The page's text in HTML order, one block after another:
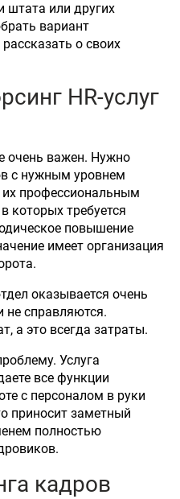
штата или других
вариант
о своих
HR-услуг
очень важен. Нужно
с нужным уровнем
их профессиональным
которых требуется
повышение
имеет организация
оказывается очень
не справляются.
а это всегда затраты.
Услуга
все функции
с персоналом в руки
приносит заметный
полностью
кадров